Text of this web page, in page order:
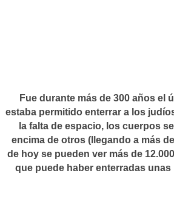
Fue durante más de 300 años el
estaba permitido enterrar a los
la falta de espacio, los cuerpos
encima de otros (llegando a más
de hoy se pueden ver más de
que puede haber enterradas unas